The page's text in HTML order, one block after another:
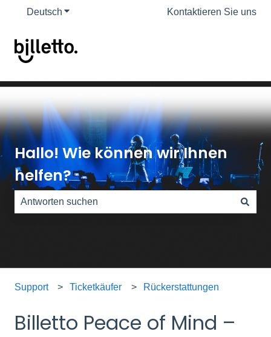
Deutsch Untermenü für Übersetzungen anzeigen
Kontaktieren Sie uns
Hallo! Wie können wir Ihnen
helfen?
Support Ticketkäufer Rückerstattungen
Billetto Peace of Mind –